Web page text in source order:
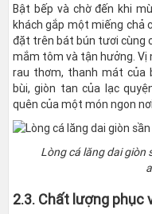
Bật bếp và chờ đến khi
khách gắp một miếng chả
đặt trên bát bún tươi cùng
mắm tôm và tận hưởng. Vị
rau thơm, thanh mát của
bùi, giòn tan của lạc
quên của một món ngon
Lòng cá lăng dai giòn
2.3. Chất lượng phục